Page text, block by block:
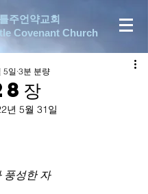
주언약교회
Covenant Church
장
5일 3분 분량
년 5월 31일
풍성한 자